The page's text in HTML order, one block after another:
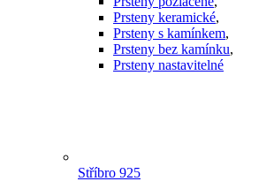
Prsteny keramické,
Prsteny s kamínkem,
Prsteny bez kamínku,
Prsteny nastavitelné
Stříbro 925